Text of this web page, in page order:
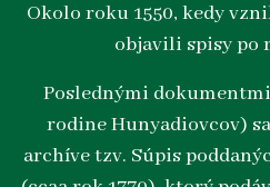
Okolo roku 1550, kedy
objavili spisy po
Poslednými
rodine Hunyadiovcov)
archíve tzv. Súpis